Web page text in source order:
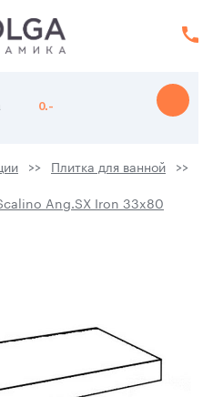
0.-
Плитка для ванной
Ang.SX Iron 33x80